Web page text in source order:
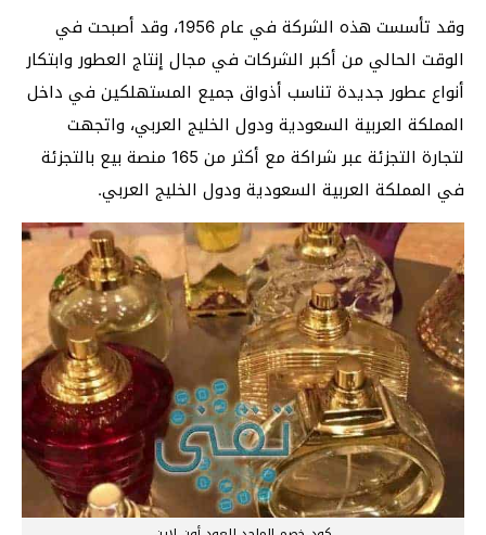
وقد تأسست هذه الشركة في عام 1956، وقد أصبحت في
الوقت الحالي من أكبر الشركات في مجال إنتاج العطور وابتكار
أنواع عطور جديدة تناسب أذواق جميع المستهلكين في داخل
المملكة العربية السعودية ودول الخليج العربي، واتجهت
لتجارة التجزئة عبر شراكة مع أكثر من 165 منصة بيع بالتجزئة
في المملكة العربية السعودية ودول الخليج العربي.